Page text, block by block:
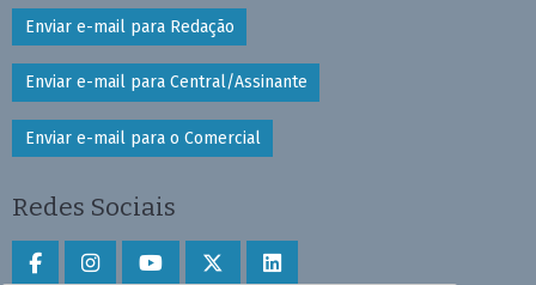
Enviar e-mail para Redação
Enviar e-mail para Central/Assinante
Enviar e-mail para o Comercial
Redes Sociais